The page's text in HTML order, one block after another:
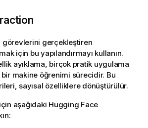
görevlerini gerçekleştiren
için bu yapılandırmayı kullanın.
ayıklama, birçok pratik uygulama
bir makine öğrenimi sürecidir. Bu
sayısal özelliklere dönüştürülür.
aşağıdaki Hugging Face